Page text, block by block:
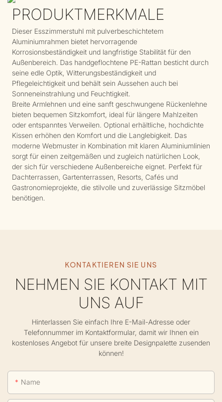
PRODUKTMERKMALE
Dieser Esszimmerstuhl mit pulverbeschichtetem
Aluminiumrahmen bietet hervorragende
Korrosionsbeständigkeit und langfristige Stabilität für den
Außenbereich. Das handgeflochtene PE-Rattan besticht durch
seine edle Optik, Witterungsbeständigkeit und
Pflegeleichtigkeit und behält sein Aussehen auch bei
Sonneneinstrahlung und Feuchtigkeit.
Breite Armlehnen und eine sanft geschwungene Rückenlehne
bieten bequemen Sitzkomfort, ideal für längere Mahlzeiten
oder entspanntes Verweilen. Optional erhältliche, hochdichte
Kissen erhöhen den Komfort und die Langlebigkeit. Das
moderne Webmuster in Kombination mit klaren Aluminiumlinien
sorgt für einen zeitgemäßen und zugleich natürlichen Look,
der sich für verschiedene Außenbereiche eignet. Perfekt für
Dachterrassen, Gartenterrassen, Resorts, Cafés und
Gastronomieprojekte, die stilvolle und zuverlässige Sitzmöbel
benötigen.
KONTAKTIEREN SIE UNS
NEHMEN SIE KONTAKT MIT
UNS AUF
Hinterlassen Sie einfach Ihre E-Mail-Adresse oder
Telefonnummer im Kontaktformular, damit wir Ihnen ein
kostenloses Angebot für unsere breite Designpalette zusenden
können!
Name